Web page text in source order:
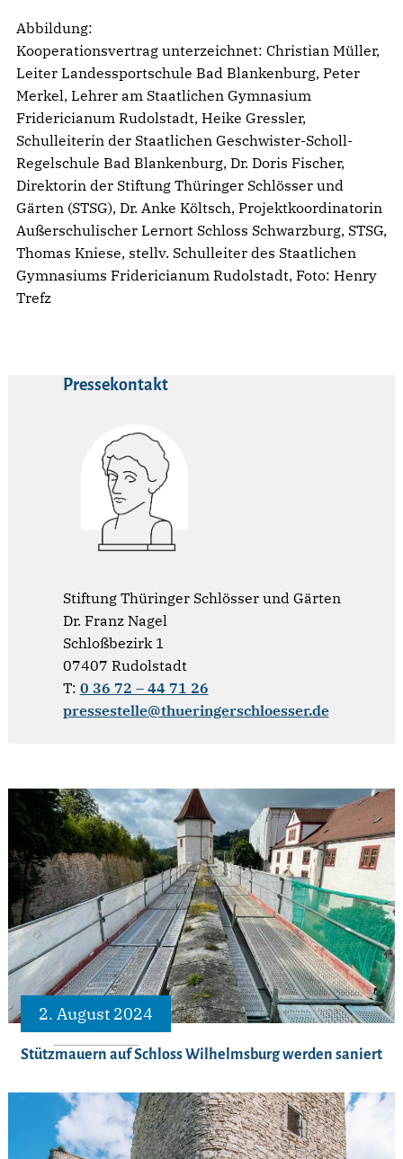
Abbildung:
Kooperationsvertrag unterzeichnet: Christian Müller,
Leiter Landessportschule Bad Blankenburg, Peter
Merkel, Lehrer am Staatlichen Gymnasium
Fridericianum Rudolstadt, Heike Gressler,
Schulleiterin der Staatlichen Geschwister-Scholl-
Regelschule Bad Blankenburg, Dr. Doris Fischer,
Direktorin der Stiftung Thüringer Schlösser und
Gärten (STSG), Dr. Anke Költsch, Projektkoordinatorin
Außerschulischer Lernort Schloss Schwarzburg, STSG,
Thomas Kniese, stellv. Schulleiter des Staatlichen
Gymnasiums Fridericianum Rudolstadt, Foto: Henry
Trefz
Pressekontakt
Stiftung Thüringer Schlösser und Gärten
Dr. Franz Nagel
Schloßbezirk 1
07407 Rudolstadt
T: 0 36 72 – 44 71 26
pressestelle@thueringerschloesser.de
2. August 2024
Stützmauern auf Schloss Wilhelmsburg werden saniert